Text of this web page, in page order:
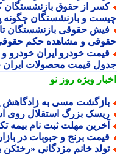
و بازنشستگان چگونه
حقوقی بازنشستگان
و مشاهده حکم حقوقی در
قیمت محصولات ایران
ویژهروز نو
مسی به زادگاهش پس
بزرگ استقلال روی
مهلت ثبت نام بیمه
برنج و حبوبات در بازار
خانم مژدگانیِِ «رختکن